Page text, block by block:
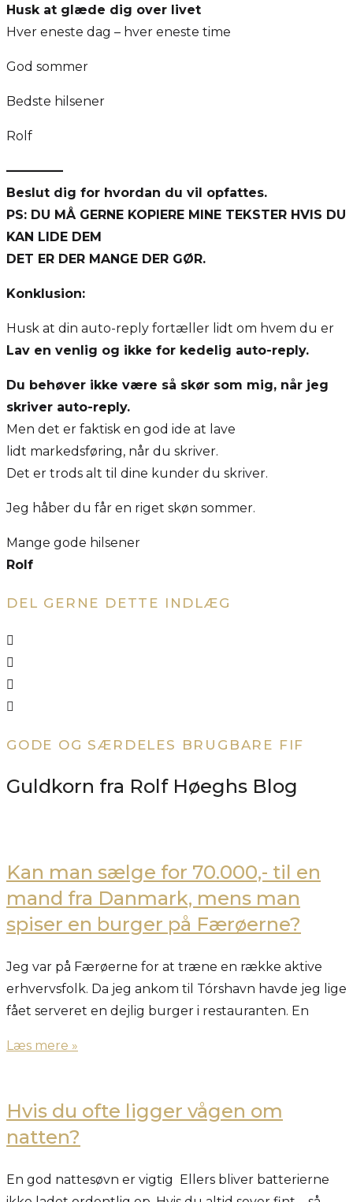
Husk at glæde dig over livet
Hver eneste dag – hver eneste time
God sommer
Bedste hilsener
Rolf
————–
Beslut dig for hvordan du vil opfattes.
PS: DU MÅ GERNE KOPIERE MINE TEKSTER HVIS DU
KAN LIDE DEM
DET ER DER MANGE DER GØR.
Konklusion:
Husk at din auto-reply fortæller lidt om hvem du er
Lav en venlig og ikke for kedelig auto-reply.
Du behøver ikke være så skør som mig, når jeg
skriver auto-reply.
Men det er faktisk en god ide at lave
lidt markedsføring, når du skriver.
Det er trods alt til dine kunder du skriver.
Jeg håber du får en riget skøn sommer.
Mange gode hilsener
Rolf
DEL GERNE DETTE INDLÆG
GODE OG SÆRDELES BRUGBARE FIF
Guldkorn fra Rolf Høeghs Blog
Kan man sælge for 70.000,- til en
mand fra Danmark, mens man
spiser en burger på Færøerne?
Jeg var på Færøerne for at træne en række aktive
erhvervsfolk. Da jeg ankom til Tórshavn havde jeg lige
fået serveret en dejlig burger i restauranten. En
Læs mere »
Hvis du ofte ligger vågen om
natten?
En god nattesøvn er vigtig Ellers bliver batterierne